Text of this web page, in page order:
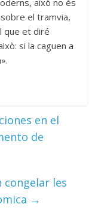
això no és
el tramvia,
que et diré
si la caguen a
en el
de
congelar les
→